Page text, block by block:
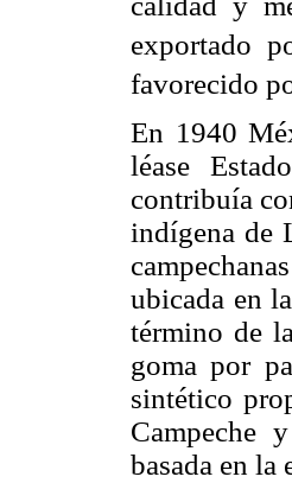
exportado
favorecido
En 1940
léase
contribuía
indígena de
ubicada en
término de
goma por
sintético
Campeche
basada en la